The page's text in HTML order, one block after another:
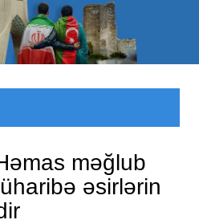
Sizinyol.org
məğlub
əsirlərin